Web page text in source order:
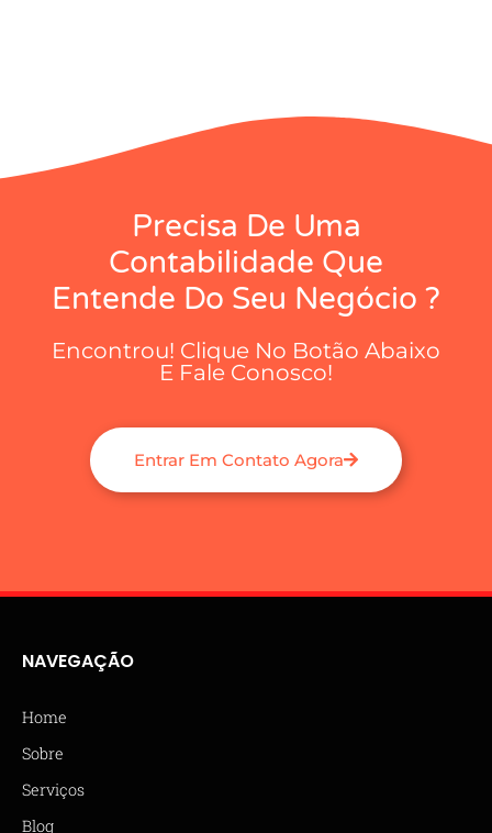
Precisa De Uma
Contabilidade Que
Entende Do Seu Negócio ?
Encontrou! Clique No Botão Abaixo
E Fale Conosco!
Entrar Em Contato Agora
NAVEGAÇÃO
Home
Sobre
Serviços
Blog